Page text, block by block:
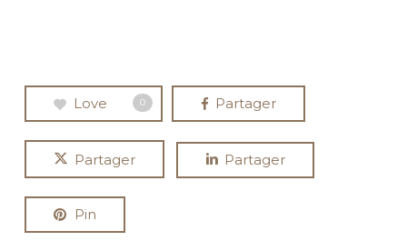
Love 0 Partager
Partager Partager
Pin